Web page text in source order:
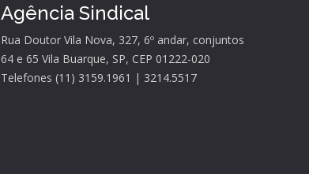
Agência Sindical
Rua Doutor Vila Nova, 327, 6º andar, conjuntos
64 e 65 Vila Buarque, SP, CEP 01222-020
Telefones (11) 3159.1961 | 3214.5517